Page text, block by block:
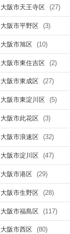
大阪市天王寺区 (27)
大阪市平野区 (3)
大阪市旭区 (10)
大阪市東住吉区 (2)
大阪市東成区 (27)
大阪市東淀川区 (5)
大阪市此花区 (3)
大阪市浪速区 (32)
大阪市淀川区 (47)
大阪市港区 (29)
大阪市生野区 (28)
大阪市福島区 (117)
大阪市西区 (80)